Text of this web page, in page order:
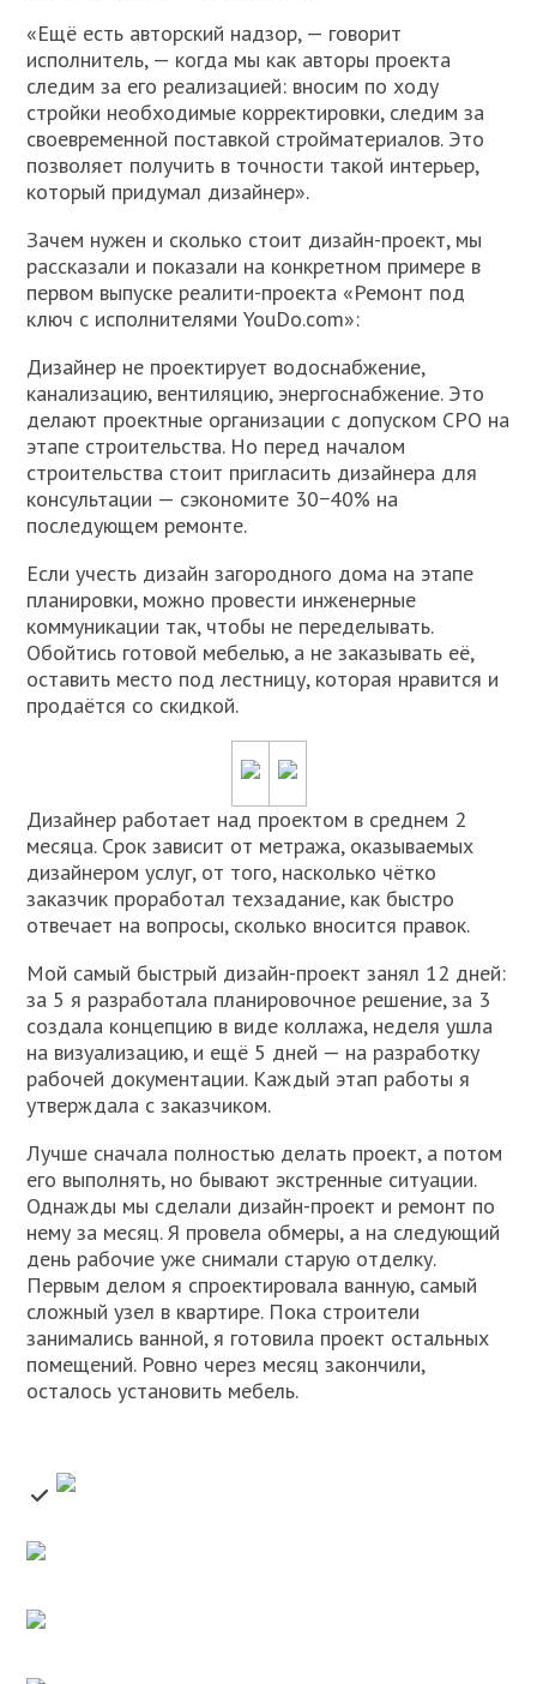
«Ещё есть авторский надзор, — говорит
исполнитель, — когда мы как авторы проекта
следим за его реализацией: вносим по ходу
стройки необходимые корректировки, следим за
своевременной поставкой стройматериалов. Это
позволяет получить в точности такой интерьер,
который придумал дизайнер».
Зачем нужен и сколько стоит дизайн-проект, мы
рассказали и показали на конкретном примере в
первом выпуске реалити-проекта «Ремонт под
ключ с исполнителями YouDo.com»:
Дизайнер не проектирует водоснабжение,
канализацию, вентиляцию, энергоснабжение. Это
делают проектные организации с допуском СРО на
этапе строительства. Но перед началом
строительства стоит пригласить дизайнера для
консультации — сэкономите 30−40% на
последующем ремонте.
Если учесть дизайн загородного дома на этапе
планировки, можно провести инженерные
коммуникации так, чтобы не переделывать.
Обойтись готовой мебелью, а не заказывать её,
оставить место под лестницу, которая нравится и
продаётся со скидкой.
Дизайнер работает над проектом в среднем 2
месяца. Срок зависит от метража, оказываемых
дизайнером услуг, от того, насколько чётко
заказчик проработал техзадание, как быстро
отвечает на вопросы, сколько вносится правок.
Мой самый быстрый дизайн-проект занял 12 дней:
за 5 я разработала планировочное решение, за 3
создала концепцию в виде коллажа, неделя ушла
на визуализацию, и ещё 5 дней — на разработку
рабочей документации. Каждый этап работы я
утверждала с заказчиком.
Лучше сначала полностью делать проект, а потом
его выполнять, но бывают экстренные ситуации.
Однажды мы сделали дизайн-проект и ремонт по
нему за месяц. Я провела обмеры, а на следующий
день рабочие уже снимали старую отделку.
Первым делом я спроектировала ванную, самый
сложный узел в квартире. Пока строители
занимались ванной, я готовила проект остальных
помещений. Ровно через месяц закончили,
осталось установить мебель.